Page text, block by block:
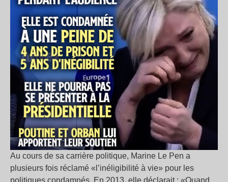
Au cours de sa carrière politique, Marine Le Pen a
plusieurs fois réclamé «l’inéligibilité à vie» pour les
politiques condamnés. En 2013, elle déclarait : «Quand